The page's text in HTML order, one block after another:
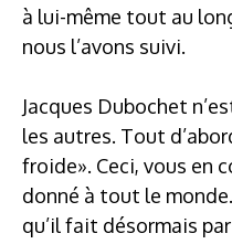
à lui-même tout au
nous l’avons suivi.
Jacques Dubochet
les autres. Tout
froide». Ceci, vous en
donné à tout le
qu’il fait désormais